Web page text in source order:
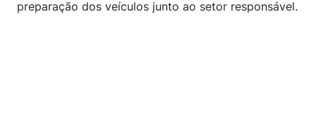
preparação dos veículos junto ao setor responsável.